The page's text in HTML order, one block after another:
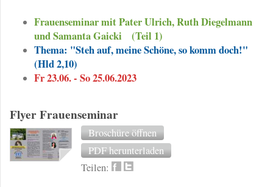
Frauenseminar mit Pater Ulrich, Ruth Diegelmann
und Samanta Gaicki
(Teil 1)
Thema: "Steh auf, meine Schöne, so komm doch!"
(Hld 2,10)
Fr 23.06. - So 25.06.2023
Flyer Frauenseminar
Broschüre öffnen
PDF herunterladen
Teilen: